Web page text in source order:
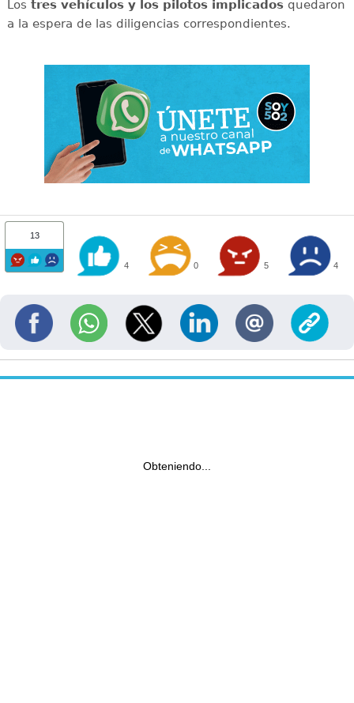
Los tres vehículos y los pilotos implicadosquedaron
a la espera de las diligencias correspondientes.
13
4 0 5 4
Obteniendo...